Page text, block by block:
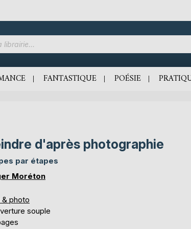
FANTASTIQUE POÉSIE
d'après photographie
par étapes
Moréton
& photo
souple